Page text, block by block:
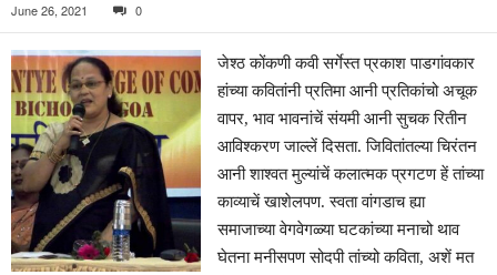
June 26, 2021 0
जेश्ठ कोंकणी कवी सर्गेस्त प्रकाश पाडगांवकार
हांच्या कवितांनी प्रतिमा आनी प्रतिकांचो अचूक
वापर, भाव भावनांचें संयमी आनी सुचक रितीन
आविश्करण जाल्लें दिसता. जिवितांतल्या चिरंतन
आनी शाश्वत मुल्यांचें कलात्मक प्रगटण हें तांच्या
काव्याचें खाशेलपण. स्वता वांगडाच ह्या
समाजाच्या वेगवेगळ्या घटकांच्या मनाचो थाव
घेतना मनीसपण सोदपी तांच्यो कविता, अशें मत